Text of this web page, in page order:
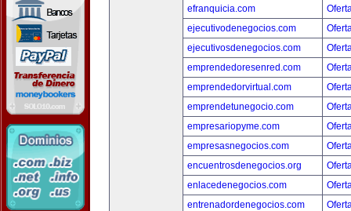
efranquicia.com
ejecutivodenegocios.com
ejecutivosdenegocios.com
emprendedoresenred.com
emprendedorvirtual.com
emprendetunegocio.com
empresariopyme.com
empresasnegocios.com
encuentrosdenegocios.org
enlacedenegocios.com
entrenadordenegocios.com